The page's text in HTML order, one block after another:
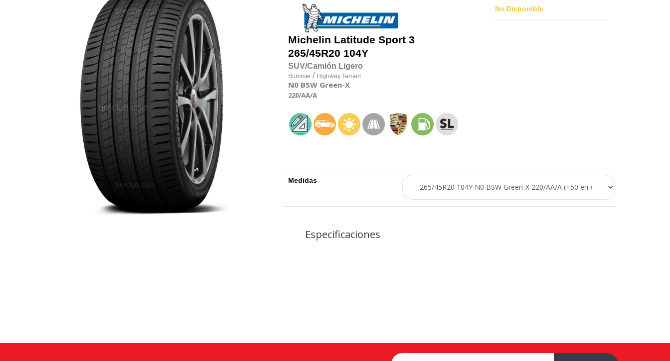
Michelin Latitude Sport 3
265/45R20 104Y
SUV/Camión Ligero
Summer / Highway Terrain
N0 BSW Green-X
220/AA/A
No Disponible
Medidas
Especificaciones